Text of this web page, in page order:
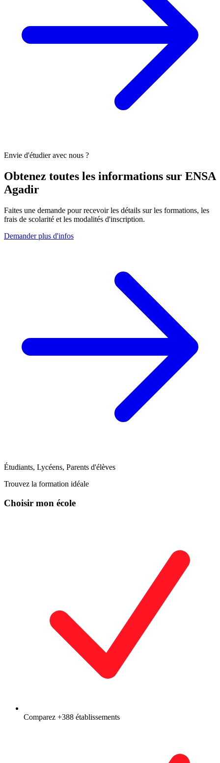
Envie d'étudier avec nous ?
Obtenez toutes les informations sur ENSA
Agadir
Faites une demande pour recevoir les détails sur les formations, les
frais de scolarité et les modalités d'inscription.
Demander plus d'infos
Étudiants, Lycéens, Parents d'élèves
Trouvez la formation idéale
Choisir mon école
Comparez +388 établissements